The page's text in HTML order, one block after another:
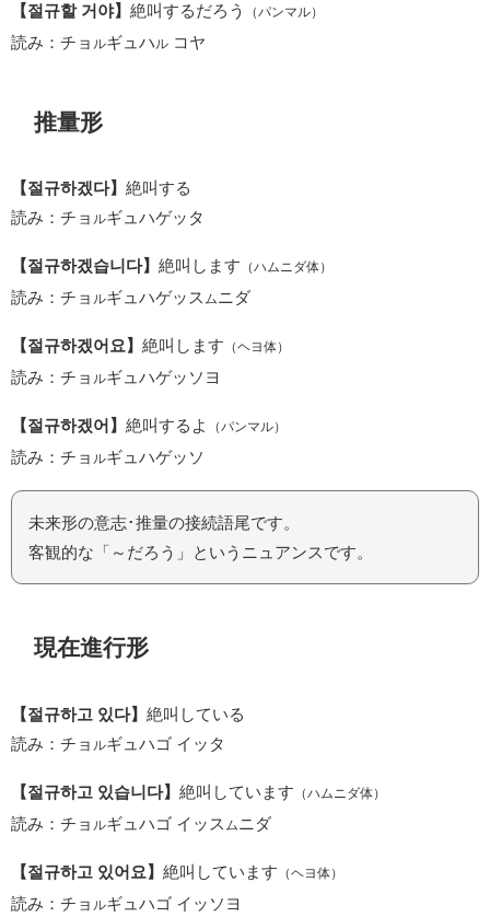
【절규할 거야】 絶叫するだろう （パンマル）
読み：チョ ルギュハ ル コヤ
推量形
【절규하겠다】 絶叫する
読み：チョ ルギュハゲッタ
【절규하겠습니다】 絶叫します （ハムニダ体）
読み：チョ ルギュハゲッス ムニダ
【절규하겠어요】 絶叫します （ヘヨ体）
読み：チョ ルギュハゲッソヨ
【절규하겠어】 絶叫するよ （パンマル）
読み：チョ ルギュハゲッソ
未来形の意志･推量の接続語尾です。
客観的な「～だろう」というニュアンスです。
現在進行形
【절규하고 있다】 絶叫している
読み：チョ ルギュハゴ イッタ
【절규하고 있습니다】 絶叫しています （ハムニダ体）
読み：チョ ルギュハゴ イッス ム ニダ
【절규하고 있어요】 絶叫しています （ヘヨ体）
読み：チョ ルギュハゴ イッソヨ